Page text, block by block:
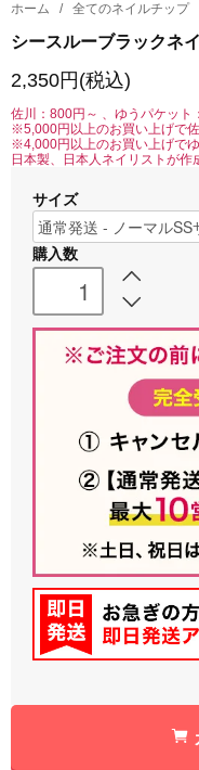
ホーム / 全てのネイルチップ
シースルーブラックネ
2,350円(税込)
佐川：800円～ 、ゆうパケット
※5,000円以上のお買い上げで
※4,000円以上のお買い上げで
日本製、日本人ネイリストが作
サイズ
購入数